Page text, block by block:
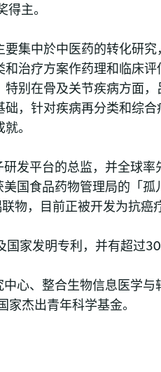
得主。
要集中於中医药的转化研
和治疗方案作药理和临床
特别在骨及关节疾病方面
础，针对疾病再分类和综
。
发平台的总监，并全球率
国食品药物管理局的「孤
物，目前正被开发为抗癌
家发明专利，并有超过30
心、整合生物信息医学与
杰出青年科学基金。